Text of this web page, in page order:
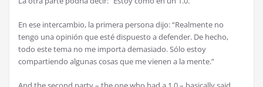
En ese intercambio, la primera persona dijo: “Realmente no
tengo una opinión que esté dispuesto a defender. De hecho,
todo este tema no me importa demasiado. Sólo estoy
compartiendo algunas cosas que me vienen a la mente.”